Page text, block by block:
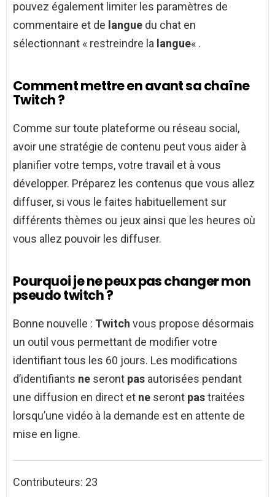
pouvez également limiter les paramètres de
commentaire et de langue du chat en
sélectionnant « restreindre la langue« .
Comment mettre en avant sa chaîne
Twitch ?
Comme sur toute plateforme ou réseau social,
avoir une stratégie de contenu peut vous aider à
planifier votre temps, votre travail et à vous
développer. Préparez les contenus que vous allez
diffuser, si vous le faites habituellement sur
différents thèmes ou jeux ainsi que les heures où
vous allez pouvoir les diffuser.
Pourquoi je ne peux pas changer mon
pseudo twitch ?
Bonne nouvelle : Twitch vous propose désormais
un outil vous permettant de modifier votre
identifiant tous les 60 jours. Les modifications
d’identifiants ne seront pas autorisées pendant
une diffusion en direct et ne seront pastraitées
lorsqu’une vidéo à la demande est en attente de
mise en ligne.
Contributeurs: 23